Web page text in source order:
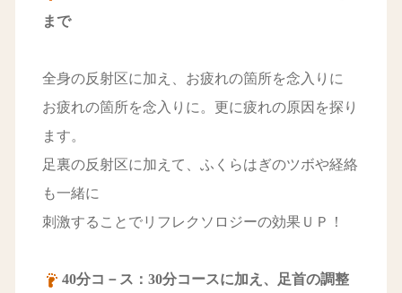
まで
全身の反射区に加え、お疲れの箇所を念入りに
お疲れの箇所を念入りに。更に疲れの原因を探り
ます。
足裏の反射区に加えて、ふくらはぎのツボや経絡
も一緒に
刺激することでリフレクソロジーの効果ＵＰ！
40分コ－ス：30分コースに加え、足首の調整